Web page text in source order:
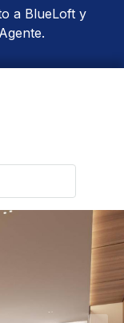
a BlueLoft y